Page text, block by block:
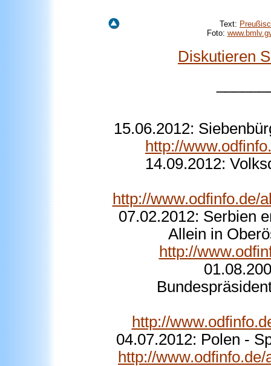
Text:
Foto:
Diskutieren
15.06.2012:
http://
14.09.2012:
http://www.odfinfo.de/
07.02.2012: Serbien
Allein in
http://
http://
04.07.2012: Polen -
http://